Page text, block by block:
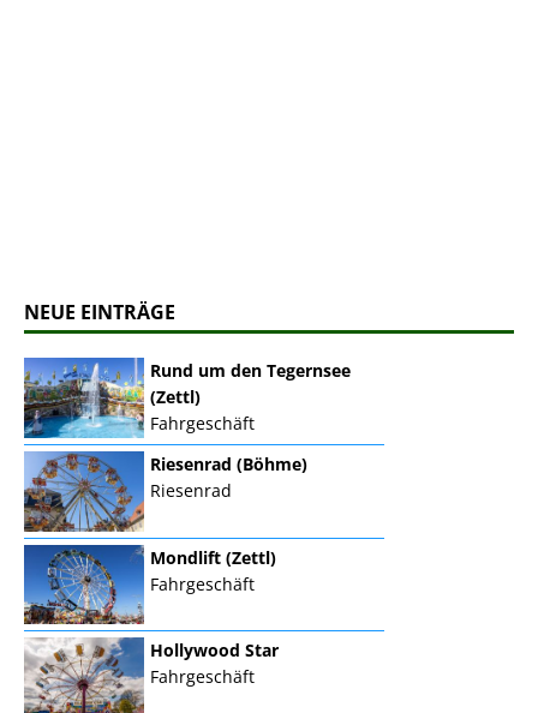
NEUE EINTRÄGE
Rund um den Tegernsee
(Zettl)
Fahrgeschäft
Riesenrad (Böhme)
Riesenrad
Mondlift (Zettl)
Fahrgeschäft
Hollywood Star
Fahrgeschäft